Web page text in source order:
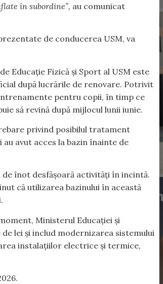
în subordine”, au comunicat
de conducerea USM, va
Educație Fizică și Sport al USM este
după lucrările de renovare. Potrivit
pentru copii, în timp ce
să revină după mijlocul lunii iunie.
privind posibilul tratament
avut acces la bazin înainte de
înot desfășoară activități în incintă.
că utilizarea bazinului în această
Ministerul Educației și
lei și includ modernizarea sistemului
instalațiilor electrice și termice,